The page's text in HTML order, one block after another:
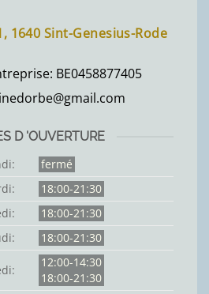
1640 Sint-Genesius-Rode
BE0458877405
D 'OUVERTURE
fermé
18:00-21:30
18:00-21:30
18:00-21:30
12:00-14:30
18:00-21:30